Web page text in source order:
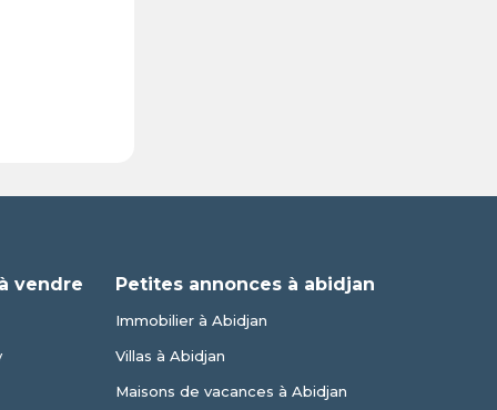
vendre Petites annonces à abidjan
Immobilier à Abidjan
Villas à Abidjan
Maisons de vacances à Abidjan